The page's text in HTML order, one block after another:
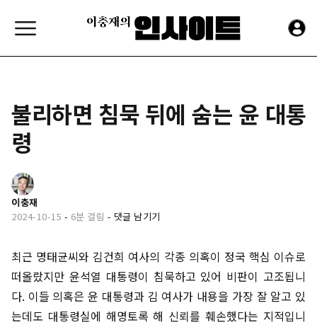
불리하면 침묵 뒤에 숨는 윤 대통
령
이충재
2024-10-15 - 6분 걸림 - 댓글 남기기
최근 명태균씨와 김건희 여사의 각종 의혹이 정국 핵심 이슈로
떠올랐지만 윤석열 대통령이 침묵하고 있어 비판이 고조됩니
다. 이들 의혹은 윤 대통령과 김 여사가 내용을 가장 잘 알고 있
는데도 대통령실에 해명토록 해 신뢰를 훼손했다는 지적입니